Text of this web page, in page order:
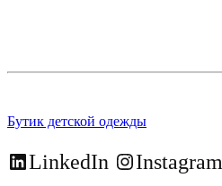
Бутик детской одежды
LinkedIn Instagram